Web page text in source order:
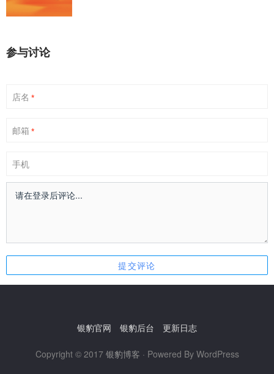
参与讨论
店名 *
邮箱 *
手机
银豹官网 银豹后台 更新日志
Copyright © 2017 银豹博客 · Powered By WordPress